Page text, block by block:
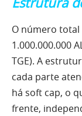
O número
1.000.000.000
TGE). A
cada parte
há soft cap, o
frente,